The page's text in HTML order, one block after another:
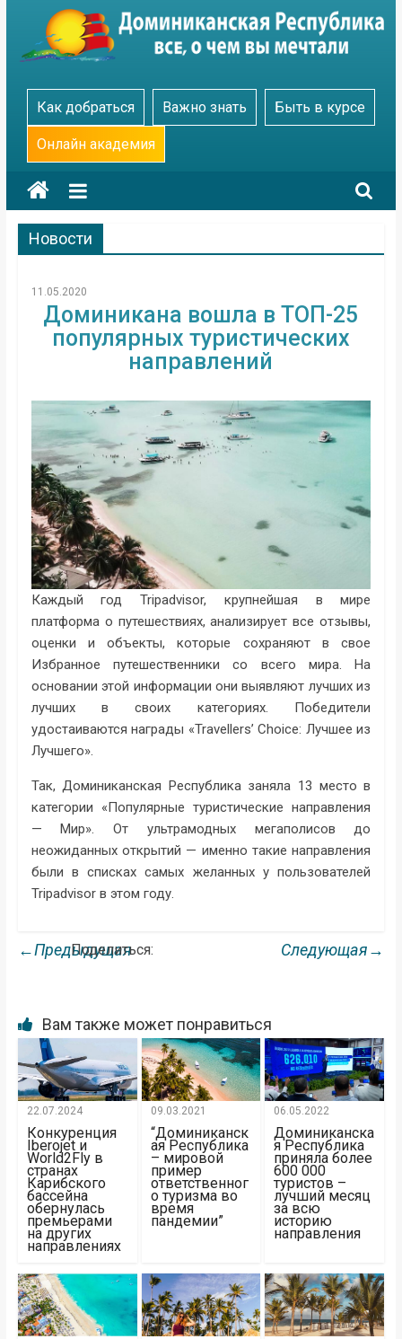
content
Go
Dominicana
Как добраться Важно знать Быть в курсе
Онлайн академия
Новости
11.05.2020
Доминикана вошла в ТОП-25
популярных туристических
направлений
Каждый год Tripadvisor, крупнейшая в мире
платформа о путешествиях, анализирует все отзывы,
оценки и объекты, которые сохраняют в свое
Избранное путешественники со всего мира. На
основании этой информации они выявляют лучших из
лучших в своих категориях. Победители
удостаиваются награды «Travellers’ Choice: Лучшее из
Лучшего».
Так, Доминиканская Республика заняла 13 место в
категории «Популярные туристические направления
— Мир». От ультрамодных мегаполисов до
неожиданных открытий — именно такие направления
были в списках самых желанных у пользователей
Tripadvisor в этом году.
←Предыдущая Следующая→
Поделиться:
Вам также может понравиться
22.07.2024
Конкуренция
Iberojet и
World2Fly в
странах
Карибского
бассейна
обернулась
премьерами
на других
направлениях
09.03.2021
“Доминиканск
ая Республика
– мировой
пример
ответственног
о туризма во
время
пандемии”
06.05.2022
Доминиканска
я Республика
приняла более
600 000
туристов –
лучший месяц
за всю
историю
направления